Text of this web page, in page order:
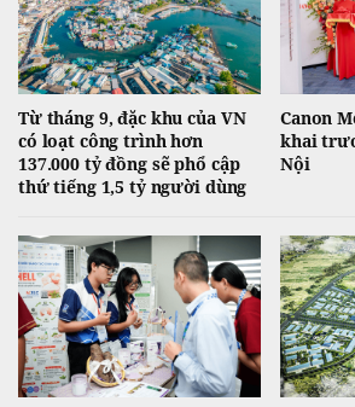
Từ tháng 9, đặc khu của VN
có loạt công trình hơn
137.000 tỷ đồng sẽ phổ cập
thứ tiếng 1,5 tỷ người dùng
Canon
khai
Nội